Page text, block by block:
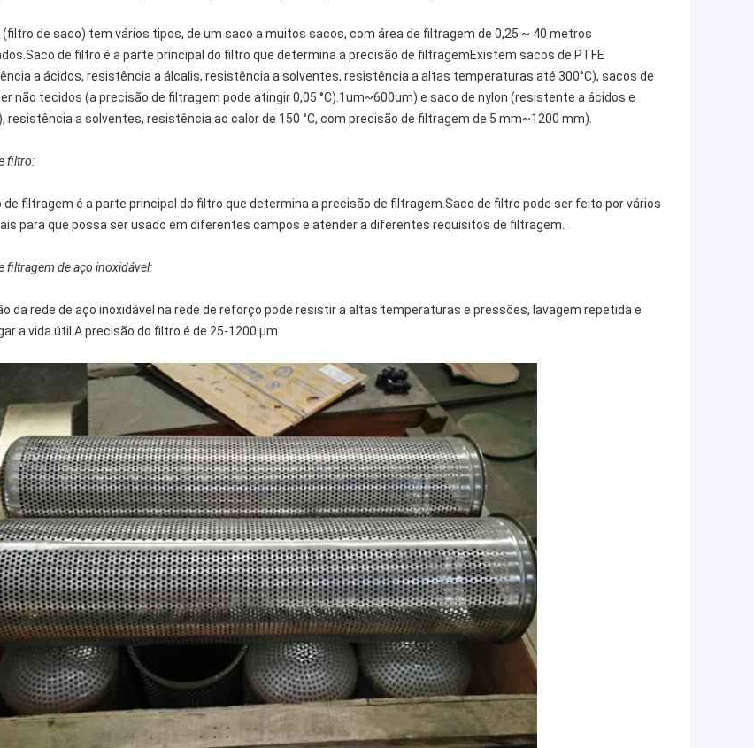
(filtro de saco) tem vários tipos, de um saco a muitos sacos, com área de filtragem de 0,25 ~ 40 metros
de filtro é a parte principal do filtro que determina a precisão de filtragemExistem sacos de PTFE
a ácidos, resistência a álcalis, resistência a solventes, resistência a altas temperaturas até 300°C), sacos de
não tecidos (a precisão de filtragem pode atingir 0,05 °C).1um~600um) e saco de nylon (resistente a ácidos e
resistência a solventes, resistência ao calor de 150 °C, com precisão de filtragem de 5 mm~1200 mm).
filtro:
de filtragem é a parte principal do filtro que determina a precisão de filtragem.Saco de filtro pode ser feito por vários
para que possa ser usado em diferentes campos e atender a diferentes requisitos de filtragem.
filtragem de aço inoxidável:
da rede de aço inoxidável na rede de reforço pode resistir a altas temperaturas e pressões, lavagem repetida e
a vida útil.A precisão do filtro é de 25-1200 μm